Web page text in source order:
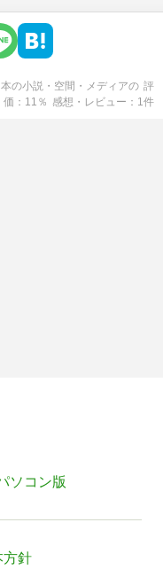
の小説・空間・メディアの 評
価
11 ％ 感想・レビュー 1 件
ソコン版
方針